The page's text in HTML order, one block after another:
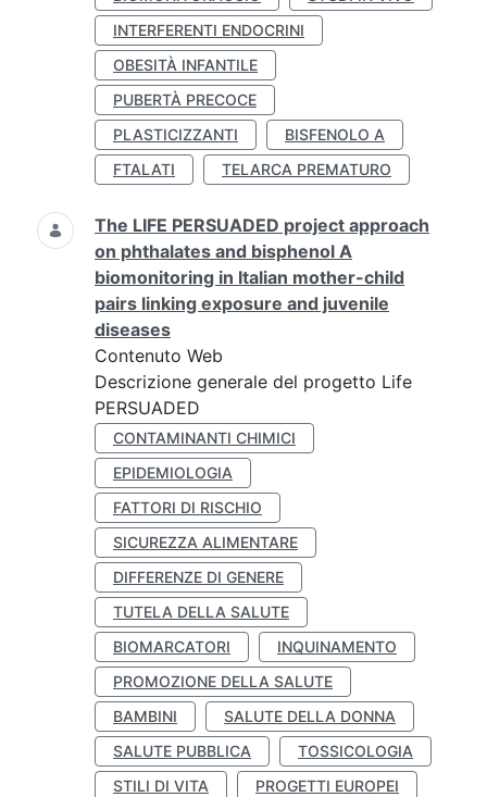
INTERFERENTI ENDOCRINI
OBESITÀ INFANTILE
PUBERTÀ PRECOCE
PLASTICIZZANTI
BISFENOLO A
FTALATI
TELARCA PREMATURO
The LIFE PERSUADED project approach
on phthalates and bisphenol A
biomonitoring in Italian mother-child
pairs linking exposure and juvenile
diseases
Contenuto Web
Descrizione generale del progetto Life
PERSUADED
CONTAMINANTI CHIMICI
EPIDEMIOLOGIA
FATTORI DI RISCHIO
SICUREZZA ALIMENTARE
DIFFERENZE DI GENERE
TUTELA DELLA SALUTE
BIOMARCATORI
INQUINAMENTO
PROMOZIONE DELLA SALUTE
BAMBINI
SALUTE DELLA DONNA
SALUTE PUBBLICA
TOSSICOLOGIA
STILI DI VITA
PROGETTI EUROPEI